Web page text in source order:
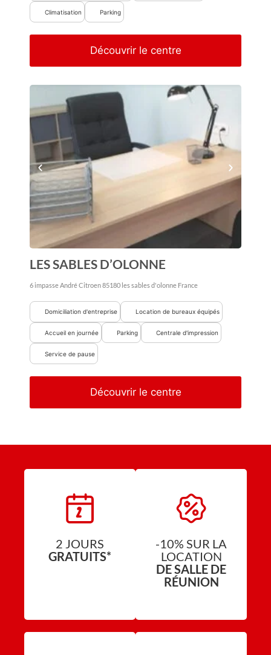
Climatisation Parking
Découvrir le centre
LES SABLES D’OLONNE
6 impasse André Citroen85180 les sables d'olonne France
Domiciliation d'entreprise Location de bureaux équipés
Accueil en journée Parking Centrale d'impression
Service de pause
Découvrir le centre
2 JOURS
GRATUITS*
-10% SUR LA
LOCATION
DE SALLE DE
RÉUNION